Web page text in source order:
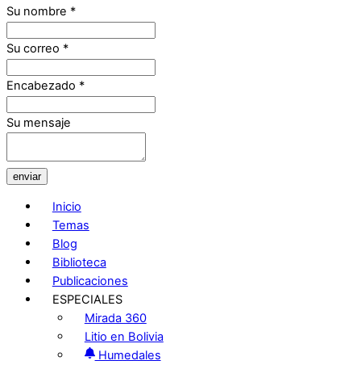
Su nombre *
Su correo *
Encabezado *
Su mensaje
enviar
Inicio
Temas
Blog
Biblioteca
Publicaciones
ESPECIALES
Mirada 360
Litio en Bolivia
Humedales